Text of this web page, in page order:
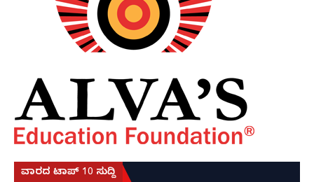
ವಾರದ ಟಾಪ್ 10 ಸುದ್ದಿ